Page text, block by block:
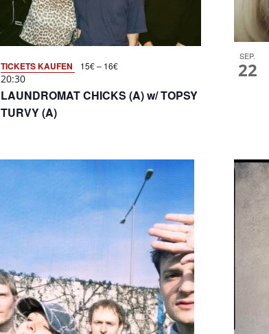
LAUNDROMAT CHICKS (A) w/ TOPSY
TURVY (A)
20:30
TICKETS KAUFEN 15€ – 16€
SEP.
22